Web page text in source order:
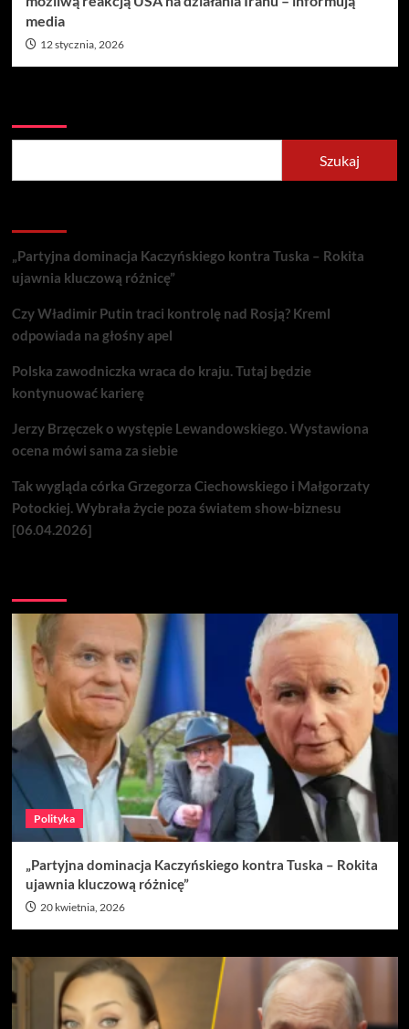
media
12 stycznia, 2026
Szukaj
„Partyjna dominacja Kaczyńskiego kontra Tuska – Rokita
ujawnia kluczową różnicę”
Czy Władimir Putin traci kontrolę nad Rosją? Kreml
odpowiada na głośny apel
Polska zawodniczka wraca do kraju. Tutaj będzie
kontynuować karierę
Jerzy Brzęczek o występie Lewandowskiego. Wystawiona
ocena mówi sama za siebie
Tak wygląda córka Grzegorza Ciechowskiego i Małgorzaty
Potockiej. Wybrała życie poza światem show-biznesu
[06.04.2026]
Polityka
„Partyjna dominacja Kaczyńskiego kontra Tuska – Rokita
ujawnia kluczową różnicę”
20 kwietnia, 2026